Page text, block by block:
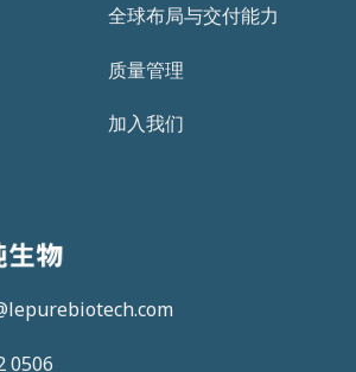
0506
全球布局与交付能力
质量管理
加入我们